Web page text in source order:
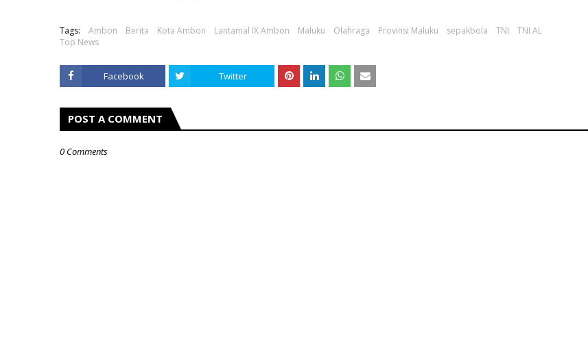
Tags: Ambon Berita Kota Ambon Lantamal IX Ambon Maluku Olahraga Provinsi Maluku sepakbola TNI
TNI AL
Top News
Facebook Twitter
POST A COMMENT
0 Comments